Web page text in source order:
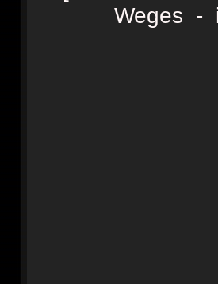
Weges -